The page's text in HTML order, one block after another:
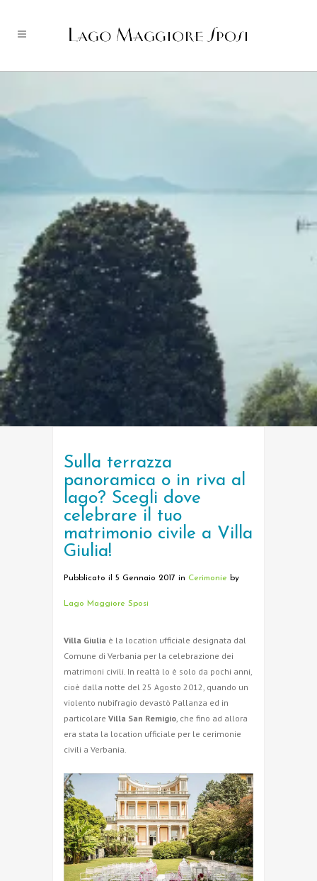
Sulla terrazza
panoramica o in riva al
lago? Scegli dove
celebrare il tuo
matrimonio civile a Villa
Giulia!
Pubblicato il 5 Gennaio 2017 in Cerimonie by
Lago Maggiore Sposi
Villa Giulia è la location ufficiale designata dal
Comune di Verbania per la celebrazione dei
matrimoni civili. In realtà lo è solo da pochi anni,
cioè dalla notte del 25 Agosto 2012, quando un
violento nubifragio devastò Pallanza ed in
particolare Villa San Remigio, che fino ad allora
era stata la location ufficiale per le cerimonie
civili a Verbania.